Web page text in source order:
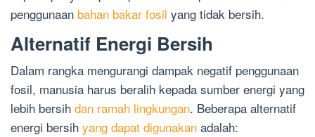
penggunaan bahan bakar fosil yang tidak bersih.
Alternatif Energi Bersih
Dalam rangka mengurangi dampak negatif penggunaan
fosil, manusia harus beralih kepada sumber energi yang
lebih bersih dan ramah lingkungan. Beberapa alternatif
energi bersih yang dapat digunakan adalah: